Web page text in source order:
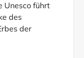
Unesco führt
des
der